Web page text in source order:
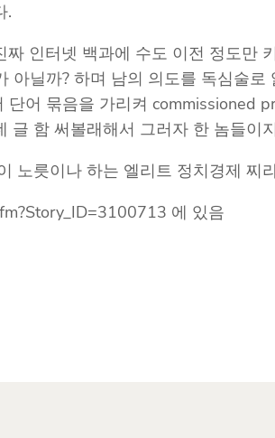
.
인터넷 백과에 수도 이전 정도만
닐까? 하며 남의 의도를 독심술
어 묶음을 가리켜 commissioned
글 함 써볼래해서 그러자 한 놈들이
노릇이나 하는 엘리트 정치경제 찌
에 있음